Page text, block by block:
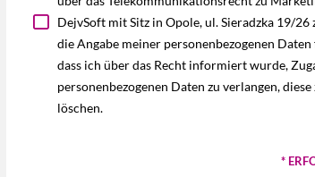
DejvSoft mit Sitz in Opole, ul. Sieradzka 19/26
die Angabe meiner personenbezogenen
dass ich über das Recht informiert wurde,
personenbezogenen Daten zu verlangen,
löschen.
*